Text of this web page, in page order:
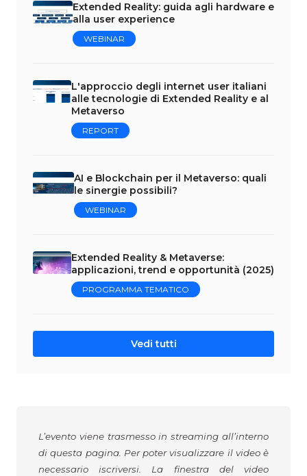
Extended Reality: guida agli hardware e
alla user experience
WEBINAR
L'approccio degli internet user italiani
alle tecnologie di Extended Reality e al
Metaverso
REPORT
AI e Blockchain per il Metaverso: quali
le sinergie possibili?
WEBINAR
Extended Reality & Metaverse:
applicazioni, trend e opportunità (2025)
PROGRAMMA TEMATICO
Vedi tutti
L’evento viene trasmesso in streaming all’interno
di questa pagina. Per poter visualizzare il video è
necessario iscriversi. La finestra del video